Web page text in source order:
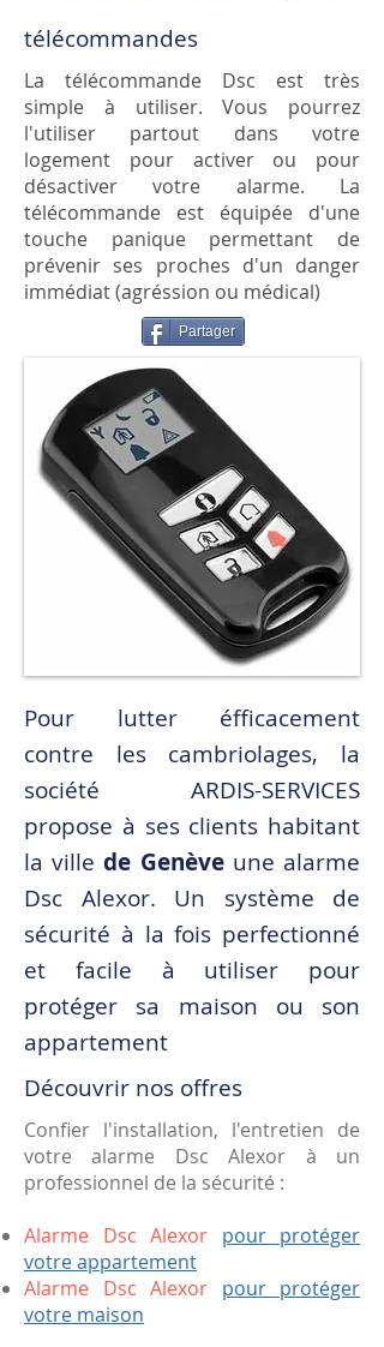
Pour lutter éfficacement
contre les cambriolages, la
société ARDIS-SERVICES
propose à ses clients habitant
la villede Genève une alarme
Dsc Alexor. Un système de
sécurité à la fois perfectionné
et facile à utiliser pour
protéger sa maison ou son
appartement
télécommandes
La télécommande Dsc est très
simple à utiliser. Vous pourrez
l'utiliser partout dans votre
logement pour activer ou pour
désactiver votre alarme. La
télécommande est équipée d'une
touche panique permettant de
prévenir ses proches d'un danger
immédiat (agréssion ou médical)
Découvrir nos offres
Confier l'installation, l'entretien de
votre alarme Dsc Alexor à un
professionnel de la sécurité :
Alarme Dsc Alexor pour protéger
votre appartement
Alarme Dsc Alexor pour protéger
votre maison
Partager